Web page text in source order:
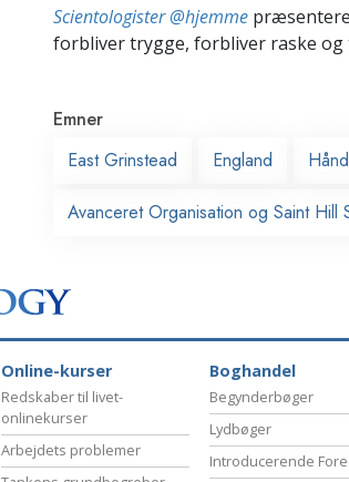
Scientologister @hjemme
forbliver trygge, forbliver raske og
Emner
East Grinstead
England
Avanceret Organisation og Saint Hill
Online-kurser
Redskaber til livet-
onlinekurser
Arbejdets problemer
Boghandel
Begynderbøger
Lydbøger
Introducerende